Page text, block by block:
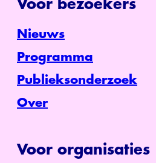
Voor bezoekers
Nieuws
Programma
Publieksonderzoek
Over
Voor organisaties